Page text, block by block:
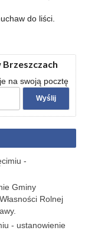
do liści.
Brzeszczach
na swoją pocztę
-
Gminy
Rolnej
- ustanowienie